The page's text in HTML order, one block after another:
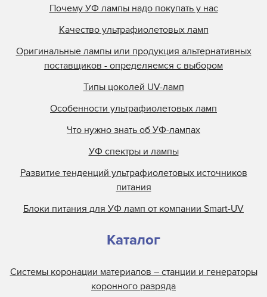
Почему УФ лампы надо покупать у нас
Качество ультрафиолетовых ламп
Оригинальные лампы или продукция альтернативных
поставщиков - определяемся с выбором
Типы цоколей UV-ламп
Особенности ультрафиолетовых ламп
Что нужно знать об УФ-лампах
УФ спектры и лампы
Развитие тенденций ультрафиолетовых источников
питания
Блоки питания для УФ ламп от компании Smart-UV
Каталог
Системы коронации материалов – станции и генераторы
коронного разряда